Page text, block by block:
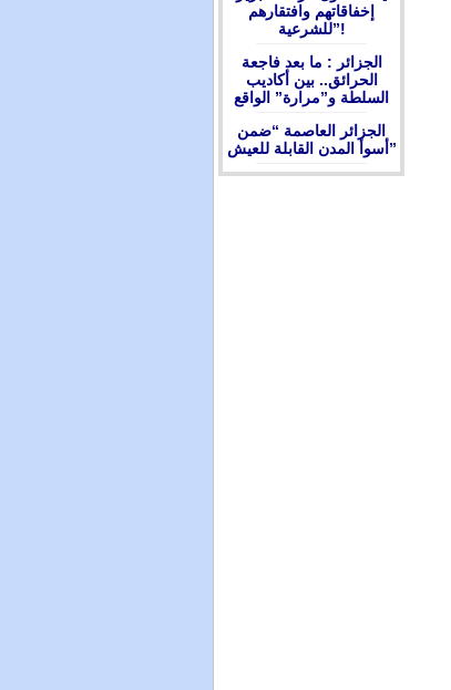
إخفاقاتهم وافتقارهم
للشرعية”!
الجزائر : ما بعد فاجعة
الحرائق.. بين أكاديب
السلطة و”مرارة” الواقع
الجزائر العاصمة “ضمن
أسوأ المدن القابلة للعيش”